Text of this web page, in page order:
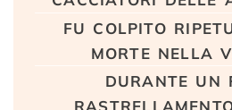
fu colpito
morte nella
durante un